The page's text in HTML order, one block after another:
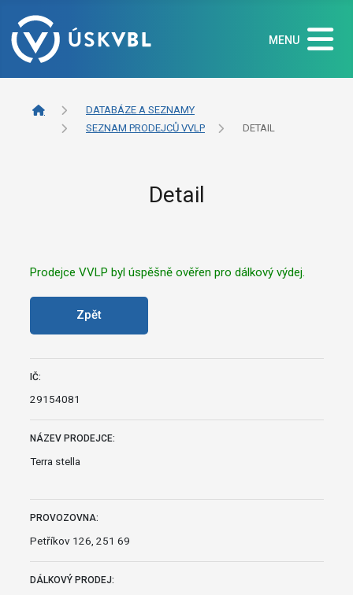
MENU
DATABÁZE A SEZNAMY
SEZNAM PRODEJCŮ VVLP
DETAIL
Detail
Prodejce VVLP byl úspěšně ověřen pro dálkový výdej.
Zpět
IČ:
29154081
NÁZEV PRODEJCE:
Terra stella
PROVOZOVNA:
Petříkov 126, 251 69
DÁLKOVÝ PRODEJ: